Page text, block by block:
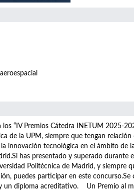
“IV Premios Cátedra INETUM 2025-
de la UPM, siempre que tengan
tecnológica en el ámbito de
has presentado y superado durante
Politécnica de Madrid, y siempre
puedes participar en este
un diploma acreditativo. Un Premio al